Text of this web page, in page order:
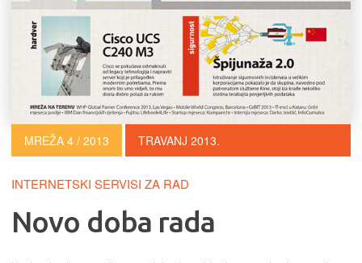
MREŽA 4 / 2013 TRAVANJ 2013.
INTERNETSKI SERVISI ZA RAD
Novo doba rada